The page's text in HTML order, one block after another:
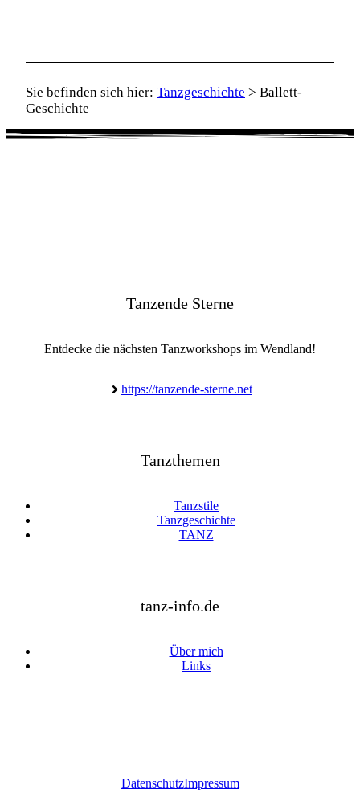
Sie befinden sich hier: Tanzgeschichte > Ballett-
Geschichte
Tanzende Sterne
Entdecke die nächsten Tanzworkshops im Wendland!
https://tanzende-sterne.net
Tanzthemen
Tanzstile
Tanzgeschichte
TANZ
tanz-info.de
Über mich
Links
DatenschutzImpressum